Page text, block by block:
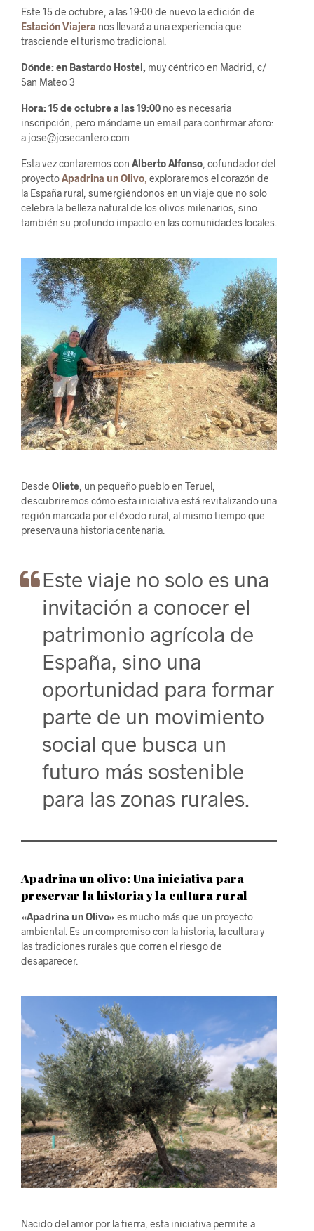
Este 15 de octubre, a las 19:00 de nuevo la edición de
Estación Viajera nos llevará a una experiencia que
trasciende el turismo tradicional.
Dónde: en Bastardo Hostel, muy céntrico en Madrid, c/
San Mateo 3
Hora: 15 de octubre a las 19:00 no es necesaria
inscripción, pero mándame un email para confirmar aforo:
a jose@josecantero.com
Esta vez contaremos con Alberto Alfonso , cofundador del
proyectoApadrina un Olivo exploraremos el corazón de
la España rural, sumergiéndonos en un viaje que no solo
celebra la belleza natural de los olivos milenarios, sino
también su profundo impacto en las comunidades locales.
Desde Oliete , un pequeño pueblo en Teruel,
descubriremos cómo esta iniciativa está revitalizando una
región marcada por el éxodo rural, al mismo tiempo que
preserva una historia centenaria.
Este viaje no solo es una
invitación a conocer el
patrimonio agrícola de
España, sino una
oportunidad para formar
parte de un movimiento
social que busca un
futuro más sostenible
para las zonas rurales.
Apadrina un olivo: Una iniciativa para
preservar la historia y la cultura rural
«Apadrina un Olivo» es mucho más que un proyecto
ambiental. Es un compromiso con la historia, la cultura y
las tradiciones rurales que corren el riesgo de
desaparecer.
Nacido del amor por la tierra, esta iniciativa permite a